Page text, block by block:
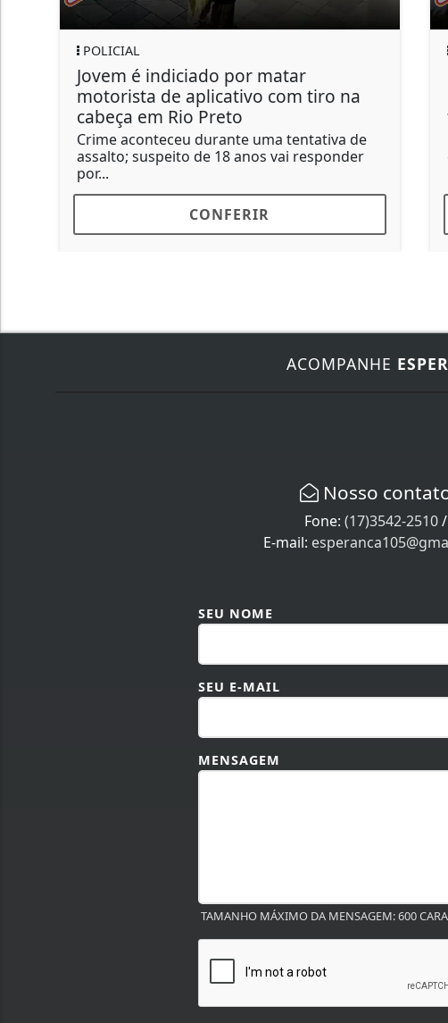
POLICIAL
Jovem é indiciado por matar
motorista de aplicativo com tiro na
cabeça em Rio Preto
Crime aconteceu durante uma tentativa de
assalto; suspeito de 18 anos vai responder
por...
CONFERIR
ACOMPANHE
Nosso
Fone:(17)3542-2510/
E-mail:
SEU NOME
SEU E-MAIL
MENSAGEM
TAMANHO MÁXIMO DA MENSAGEM: 600